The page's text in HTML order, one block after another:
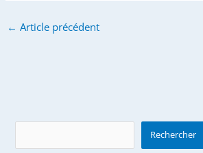
← Article précédent
Rechercher